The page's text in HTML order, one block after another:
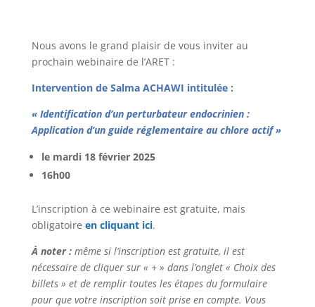
Nous avons le grand plaisir de vous inviter au
prochain webinaire de l’ARET :
Intervention de Salma ACHAWI intitulée :
« Identification d’un perturbateur endocrinien :
Application d’un guide réglementaire au chlore actif »
le mardi 18 février 2025
16h00
L’inscription à ce webinaire est gratuite, mais
obligatoire en cliquant ici.
À noter :même si l’inscription est gratuite, il est
nécessaire de cliquer sur « + » dans l’onglet « Choix des
billets » et de remplir toutes les étapes du formulaire
pour que votre inscription soit prise en compte. Vous